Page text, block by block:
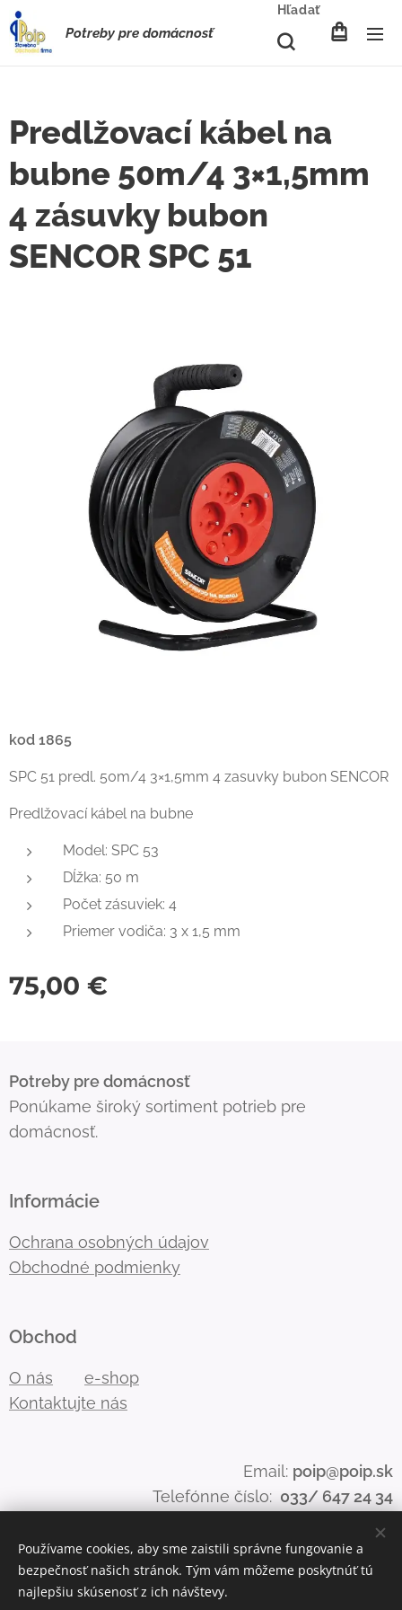
Potreby pre domácnosť
Hľadať
Predlžovací kábel na
bubne 50m/4 3×1,5mm
4 zásuvky bubon
SENCOR SPC 51
kod 1865
SPC 51 predl. 50m/4 3×1,5mm 4 zasuvky bubon SENCOR
Predlžovací kábel na bubne
Model: SPC 53
Dĺžka: 50 m
Počet zásuviek: 4
Priemer vodiča: 3 x 1,5 mm
75,00 €
Potreby pre domácnosť
Ponúkame široký sortiment potrieb pre
domácnosť.
Informácie
Ochrana osobných údajov
Obchodné podmienky
Obchod
O nás
e-shop
Kontaktujte nás
Email: poip@poip.sk
Telefónne číslo: 033/ 647 24 34
Cookies
Používame cookies, aby sme zaistili správne fungovanie a
bezpečnosť našich stránok. Tým vám môžeme poskytnúť tú
najlepšiu skúsenosť z ich návštevy.